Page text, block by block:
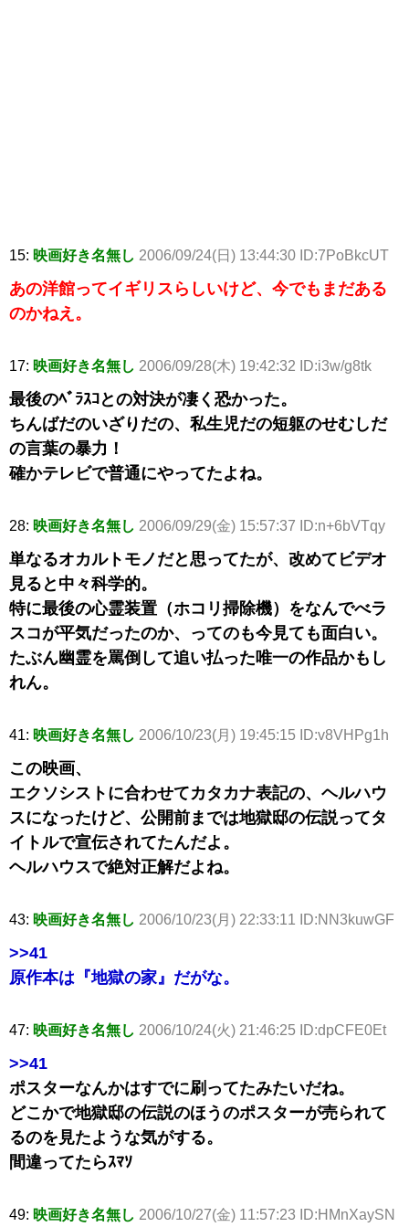
15: 映画好き名無し 2006/09/24(日) 13:44:30 ID:7PoBkcUT
あの洋館ってイギリスらしいけど、今でもまだある
のかねえ。
17: 映画好き名無し 2006/09/28(木) 19:42:32 ID:i3w/g8tk
最後のﾍﾞﾗｽｺとの対決が凄く恐かった。
ちんばだのいざりだの、私生児だの短躯のせむしだ
の言葉の暴力！
確かテレビで普通にやってたよね。
28: 映画好き名無し 2006/09/29(金) 15:57:37 ID:n+6bVTqy
単なるオカルトモノだと思ってたが、改めてビデオ
見ると中々科学的。
特に最後の心霊装置（ホコリ掃除機）をなんでべラ
スコが平気だったのか、ってのも今見ても面白い。
たぶん幽霊を罵倒して追い払った唯一の作品かもし
れん。
41: 映画好き名無し 2006/10/23(月) 19:45:15 ID:v8VHPg1h
この映画、
エクソシストに合わせてカタカナ表記の、ヘルハウ
スになったけど、公開前までは地獄邸の伝説ってタ
イトルで宣伝されてたんだよ。
ヘルハウスで絶対正解だよね。
43: 映画好き名無し 2006/10/23(月) 22:33:11 ID:NN3kuwGF
>>41
原作本は『地獄の家』だがな。
47: 映画好き名無し 2006/10/24(火) 21:46:25 ID:dpCFE0Et
>>41
ポスターなんかはすでに刷ってたみたいだね。
どこかで地獄邸の伝説のほうのポスターが売られて
るのを見たような気がする。
間違ってたらｽﾏｿ
49: 映画好き名無し 2006/10/27(金) 11:57:23 ID:HMnXaySN